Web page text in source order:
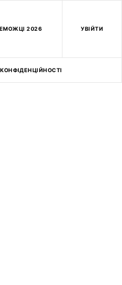
2026 УВІЙТИ